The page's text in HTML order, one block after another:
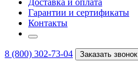
Доставка и оплата
Гарантии и сертификаты
Контакты
8 (800) 302-73-04 Заказать звонок